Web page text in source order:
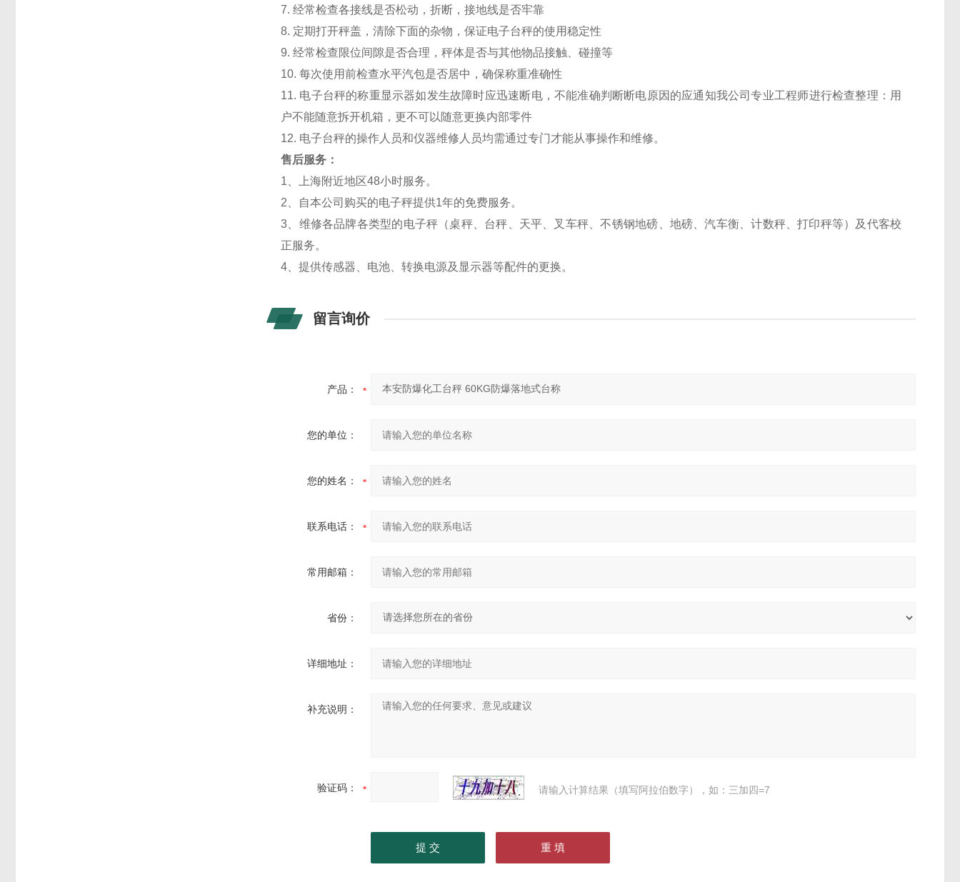
7. 经常检查各接线是否松动，折断，接地线是否牢靠
8. 定期打开秤盖，清除下面的杂物，保证电子台秤的使用稳定性
9. 经常检查限位间隙是否合理，秤体是否与其他物品接触、碰撞等
10. 每次使用前检查水平汽包是否居中，确保称重准确性
11. 电子台秤的称重显示器如发生故障时应迅速断电，不能准确判断断电原因的应通知我公司专业工程师进行检查整理：用
户不能随意拆开机箱，更不可以随意更换内部零件
12. 电子台秤的操作人员和仪器维修人员均需通过专门才能从事操作和维修。
售后服务：
1、上海附近地区48小时服务。
2、自本公司购买的电子秤提供1年的免费服务。
3、维修各品牌各类型的电子秤（桌秤、台秤、天平、叉车秤、不锈钢地磅、地磅、汽车衡、计数秤、打印秤等）及代客校
正服务。
4、提供传感器、电池、转换电源及显示器等配件的更换。
留言询价
产品：
您的单位：
您的姓名：
联系电话：
常用邮箱：
省份：
详细地址：
补充说明：
验证码： 请输入计算结果（填写阿拉伯数字），如：三加四=7